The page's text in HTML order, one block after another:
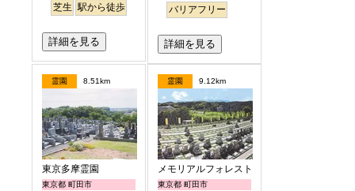
芝生 駅から徒歩
詳細を見る
バリアフリー
詳細を見る
霊園 8.51km
東京多摩霊園
東京都 町田市
霊園 9.12km
メモリアルフォレスト多摩
東京都 町田市